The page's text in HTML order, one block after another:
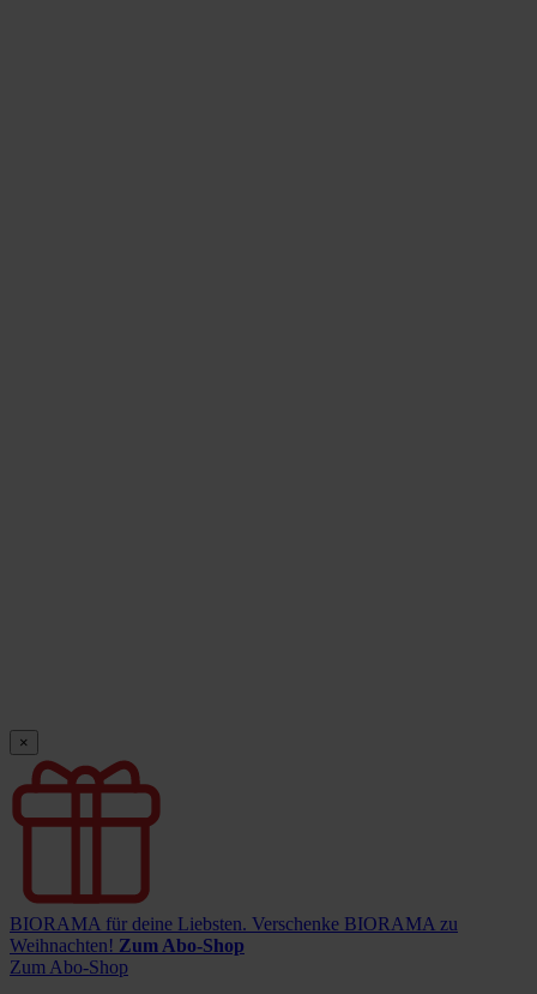
×
BIORAMA für deine Liebsten. Verschenke BIORAMA zu
Weihnachten! Zum Abo-Shop
Zum Abo-Shop